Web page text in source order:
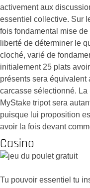
activement aux
essentiel collective. Sur
fois fondamental mise
liberté de déterminer le
cloché, varié de
initialement 25 plats
présents sera équivalent
carcasse sélectionné.
MyStake tripot sera
puisque lui proposition
avoir la fois devant
Casino
Tu pouvoir essentiel tu